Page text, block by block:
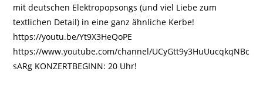
mit deutschen Elektropopsongs (und viel Liebe zum
textlichen Detail) in eine ganz ähnliche Kerbe!
https://youtu.be/Yt9X3HeQoPE
https://www.youtube.com/channel/UCyGtt9y3HuUucqkqNBc
sARg KONZERTBEGINN: 20 Uhr!